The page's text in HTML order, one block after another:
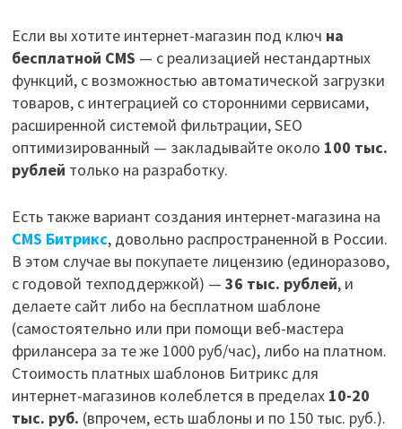
Если вы хотите интернет-магазин под ключ на
бесплатной CMS — с реализацией нестандартных
функций, с возможностью автоматической загрузки
товаров, с интеграцией со сторонними сервисами,
расширенной системой фильтрации, SEO
оптимизированный — закладывайте около 100 тыс.
рублей только на разработку.
Есть также вариант создания интернет-магазина на
CMS Битрикс, довольно распространенной в России.
В этом случае вы покупаете лицензию (единоразово,
с годовой техподдержкой) — 36 тыс. рублей, и
делаете сайт либо на бесплатном шаблоне
(самостоятельно или при помощи веб-мастера
фрилансера за те же 1000 руб/час), либо на платном.
Стоимость платных шаблонов Битрикс для
интернет-магазинов колеблется в пределах 10-20
тыс. руб. (впрочем, есть шаблоны и по 150 тыс. руб.).